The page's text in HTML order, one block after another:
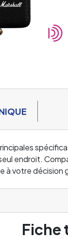
endroit.
à votre
Fiche